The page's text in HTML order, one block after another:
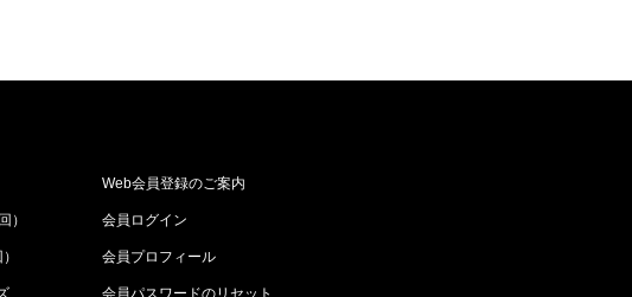
）
Web会員登録のご案内
会員ログイン
会員プロフィール
会員パスワードのリセット